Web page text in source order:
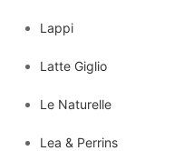
Lappi
Latte Giglio
Le Naturelle
Lea & Perrins